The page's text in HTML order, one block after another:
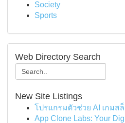
Society
Sports
Web Directory Search
New Site Listings
โปรแกรมตัวช่วย AI เกมส
App Clone Labs: Your